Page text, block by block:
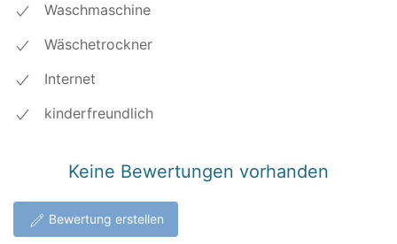
Waschmaschine
Wäschetrockner
Internet
kinderfreundlich
Keine Bewertungen vorhanden
Bewertung erstellen